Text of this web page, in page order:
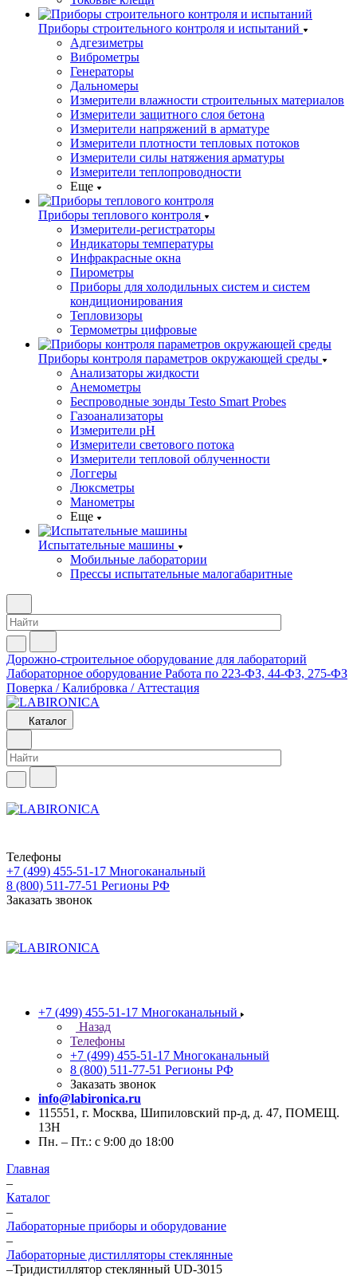
Приборы строительного контроля и испытаний
Адгезиметры
Виброметры
Генераторы
Дальномеры
Измерители влажности строительных материалов
Измерители защитного слоя бетона
Измерители напряжений в арматуре
Измерители плотности тепловых потоков
Измерители силы натяжения арматуры
Измерители теплопроводности
Еще
Приборы теплового контроля
Измерители-регистраторы
Индикаторы температуры
Инфракрасные окна
Пирометры
Приборы для холодильных систем и систем
кондиционирования
Тепловизоры
Термометры цифровые
Приборы контроля параметров окружающей среды
Анализаторы жидкости
Анемометры
Беспроводные зонды Testo Smart Probes
Газоанализаторы
Измерители pH
Измерители светового потока
Измерители тепловой облученности
Логгеры
Люксметры
Манометры
Еще
Испытательные машины
Мобильные лаборатории
Прессы испытательные малогабаритные
Дорожно-строительное оборудование для лабораторий
Лабораторное оборудование Работа по 223-ФЗ, 44-ФЗ, 275-ФЗ
Поверка / Калибровка / Аттестация
Каталог
Телефоны
+7 (499) 455-51-17 Многоканальный
8 (800) 511-77-51 Регионы РФ
Заказать звонок
+7 (499) 455-51-17 Многоканальный
Назад
Телефоны
+7 (499) 455-51-17 Многоканальный
8 (800) 511-77-51 Регионы РФ
Заказать звонок
info@labironica.ru
115551, г. Москва, Шипиловский пр-д, д. 47, ПОМЕЩ.
13Н
Пн. – Пт.: с 9:00 до 18:00
Главная
–
Каталог
–
Лабораторные приборы и оборудование
–
Лабораторные дистилляторы стеклянные
–Тридистиллятор стеклянный UD-3015